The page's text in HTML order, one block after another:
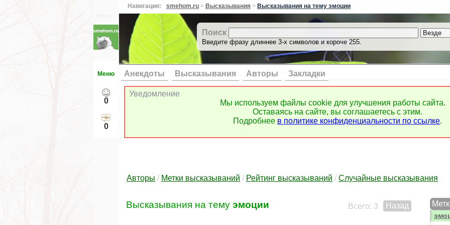
Меню
0
0
Навигация: smehom.ru > Высказывания > Высказывания на тему эмоции
Поиск
Введите фразу длиннее 3-х символов и короче 255.
Анекдоты Высказывания Авторы Закладки
Уведомление
Мы используем файлы cookie для улучшения работы сайта.
Оставаясь на сайте, вы соглашаетесь с этим.
Подробнее в политике конфиденциальности по ссылке.
Авторы / Метки высказываний / Рейтинг высказываний / Случайные высказывания
чудо
шукта
шутки
Назад
Всего: 3
Высказывания на тему эмоции